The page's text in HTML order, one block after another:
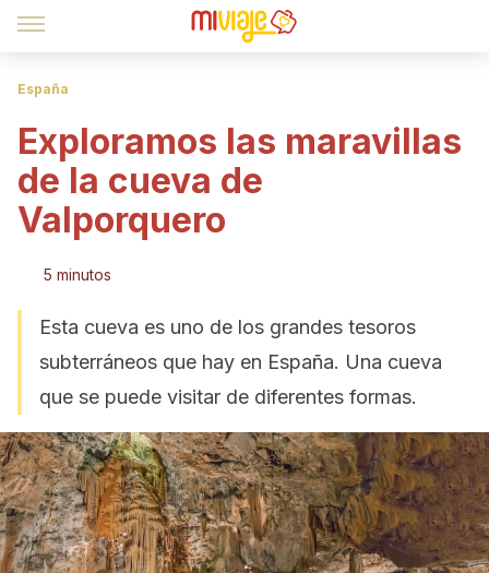
España
Exploramos las maravillas
de la cueva de
Valporquero
5 minutos
Esta cueva es uno de los grandes tesoros
subterráneos que hay en España. Una cueva
que se puede visitar de diferentes formas.